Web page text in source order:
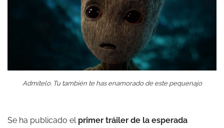
Admítelo. Tu también te has enamorado de este pequenajo
Se ha publicado el primer tráiler de la esperada